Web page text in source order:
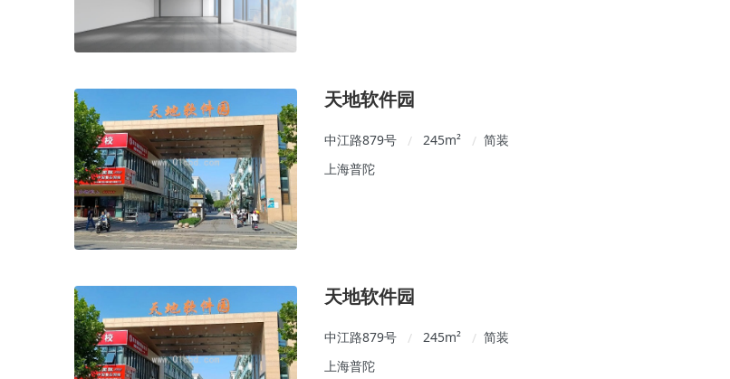
天地软件园
中江路879号 / 245m² / 简装
上海普陀
天地软件园
中江路879号 / 245m² / 简装
上海普陀